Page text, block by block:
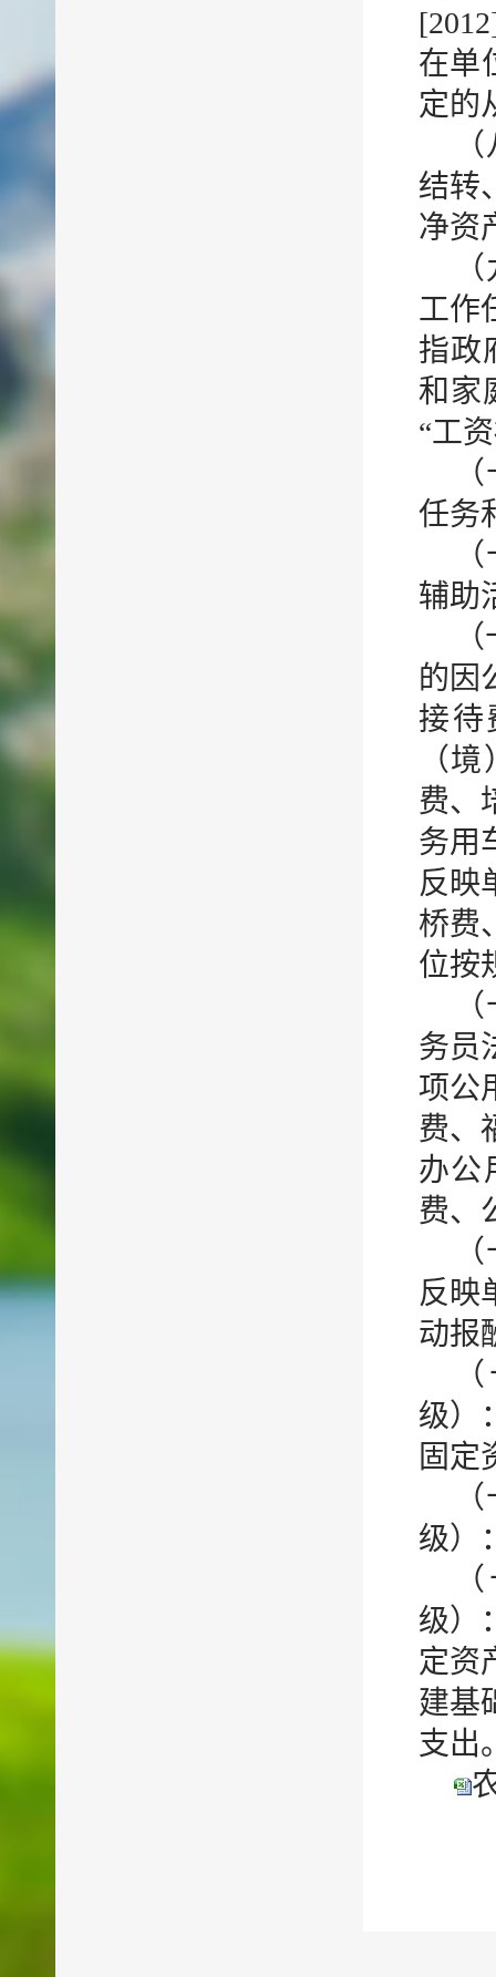
在单
定的
结转
净资
工作
指政
和家
“工
任务
辅助
的因
接待
（
费、
务用
反映
桥费
位按
务员
项公
费、
办公
费、
反映
动报
级）
固定
级）
级）
定资
建基
支出